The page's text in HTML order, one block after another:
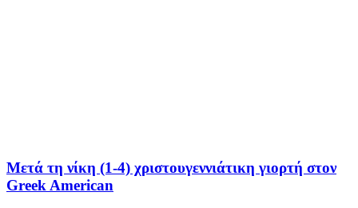
Μετά τη νίκη (1-4) χριστουγεννιάτικη γιορτή στον
Greek American